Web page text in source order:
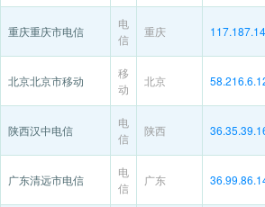
重庆重庆市电信
电
信
重庆
北京北京市移动
移
动
北京
陕西汉中电信
电
信
陕西
广东清远市电信
电
信
广东